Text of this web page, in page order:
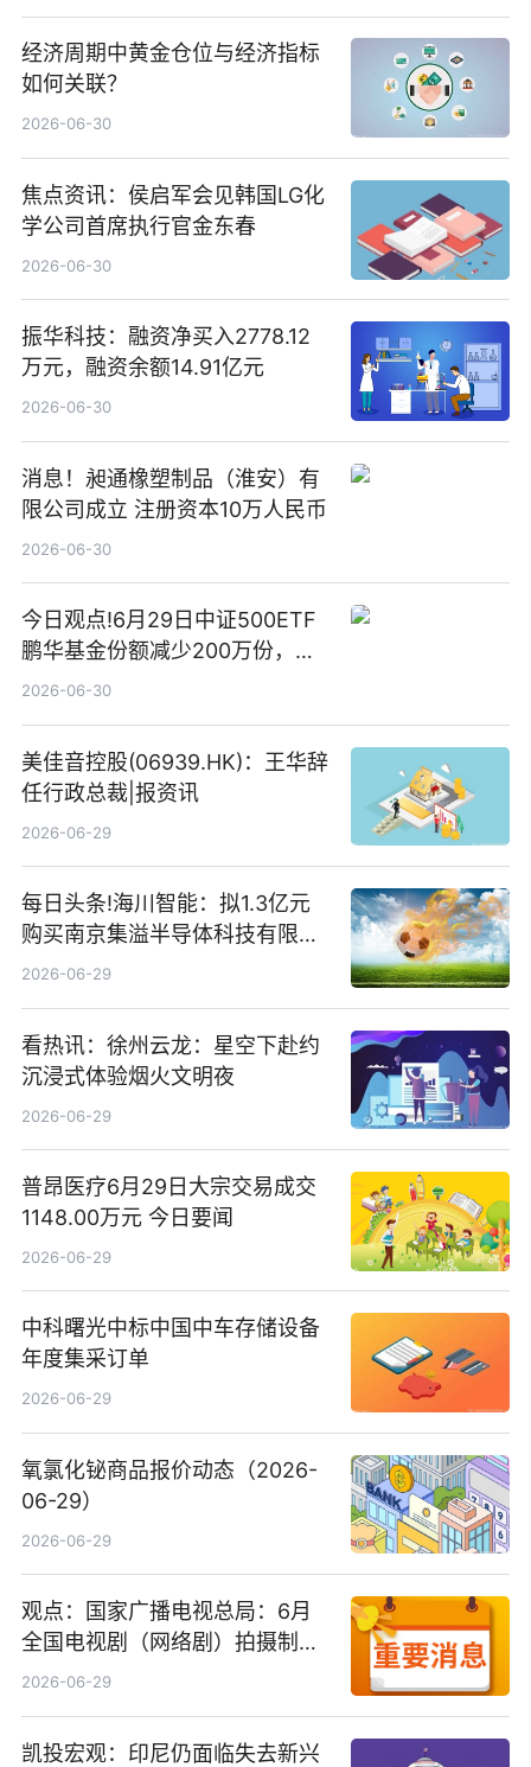
经济周期中黄金仓位与经济指标
如何关联？
2026-06-30
焦点资讯：侯启军会见韩国LG化
学公司首席执行官金东春
2026-06-30
振华科技：融资净买入2778.12
万元，融资余额14.91亿元
2026-06-30
消息！昶通橡塑制品（淮安）有
限公司成立 注册资本10万人民币
2026-06-30
今日观点!6月29日中证500ETF
鹏华基金份额减少200万份，重
仓股亨通光电、赤峰黄金、佰维
2026-06-30
美佳音控股(06939.HK)：王华辞
任行政总裁|报资讯
2026-06-29
每日头条!海川智能：拟1.3亿元
购买南京集溢半导体科技有限公
司15.3%股权
2026-06-29
看热讯：徐州云龙：星空下赴约
沉浸式体验烟火文明夜
2026-06-29
普昂医疗6月29日大宗交易成交
1148.00万元 今日要闻
2026-06-29
中科曙光中标中国中车存储设备
年度集采订单
2026-06-29
氧氯化铋商品报价动态（2026-
06-29）
2026-06-29
观点：国家广播电视总局：6月
全国电视剧（网络剧）拍摄制作
备案公示剧目197部
2026-06-29
凯投宏观：印尼仍面临失去新兴